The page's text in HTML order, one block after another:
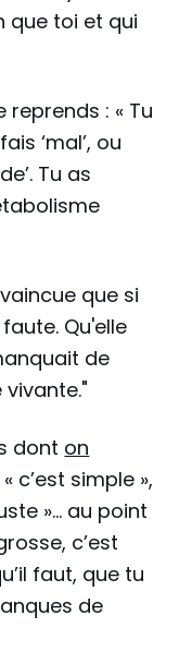
que toi et qui
reprends : « Tu
‘mal’, ou
Tu as
que si
Qu'elle
de
dont on
c’est simple »,
»… au point
c’est
faut, que tu
de